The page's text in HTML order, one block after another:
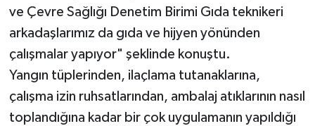
ve Çevre Sağlığı Denetim Birimi Gıda teknikeri
arkadaşlarımız da gıda ve hijyen yönünden
çalışmalar yapıyor" şeklinde konuştu.
Yangın tüplerinden, ilaçlama tutanaklarına,
çalışma izin ruhsatlarından, ambalaj atıklarının nasıl
toplandığına kadar bir çok uygulamanın yapıldığı